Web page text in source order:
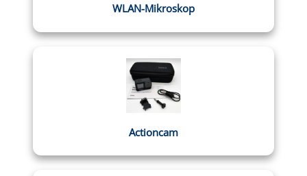
WLAN-Mikroskop
Actioncam